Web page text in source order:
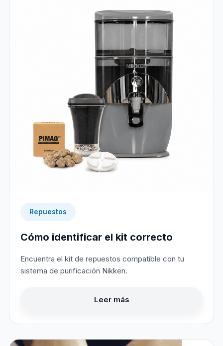
Repuestos
Cómo identificar el kit correcto
Encuentra el kit de repuestos compatible con tu
sistema de purificación Nikken.
Leer más